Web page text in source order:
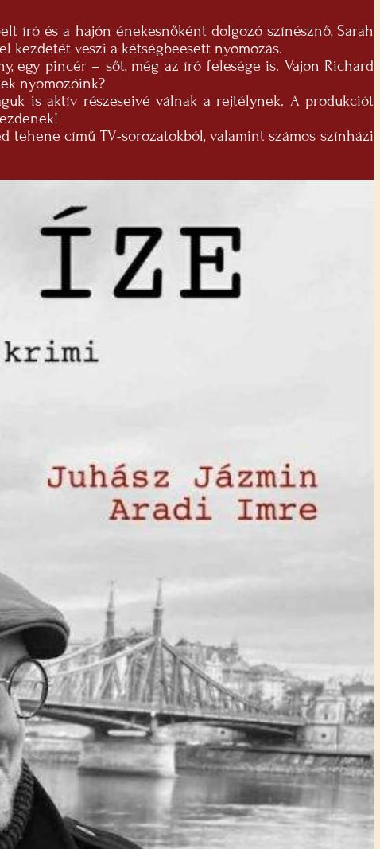
író és a hajón énekesnőként dolgozó színésznő, Sarah
kezdetét veszi a kétségbeesett nyomozás.
egy pincér – sőt, még az író felesége is. Vajon Richard
nyomozóink?
is aktív részeseivé válnak a rejtélynek. A produkciót
tehene című TV-sorozatokból, valamint számos színházi